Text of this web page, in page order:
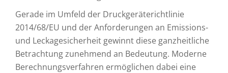
Gerade im Umfeld der Druckgeräterichtlinie
2014/68/EU und der Anforderungen an Emissions-
und Leckagesicherheit gewinnt diese ganzheitliche
Betrachtung zunehmend an Bedeutung. Moderne
Berechnungsverfahren ermöglichen dabei eine